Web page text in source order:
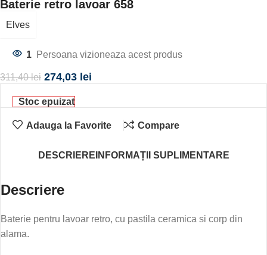
Baterie retro lavoar 658
Elves
1 Persoana vizioneaza acest produs
311,40lei 274,03 lei
Stoc epuizat
Adauga la Favorite Compare
DESCRIERE INFORMAȚII SUPLIMENTARE
Descriere
Baterie pentru lavoar retro, cu pastila ceramica si corp din
alama.